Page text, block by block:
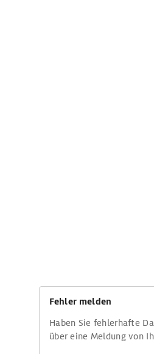
Fehler melden
Haben Sie fehlerhafte
über eine Meldung von